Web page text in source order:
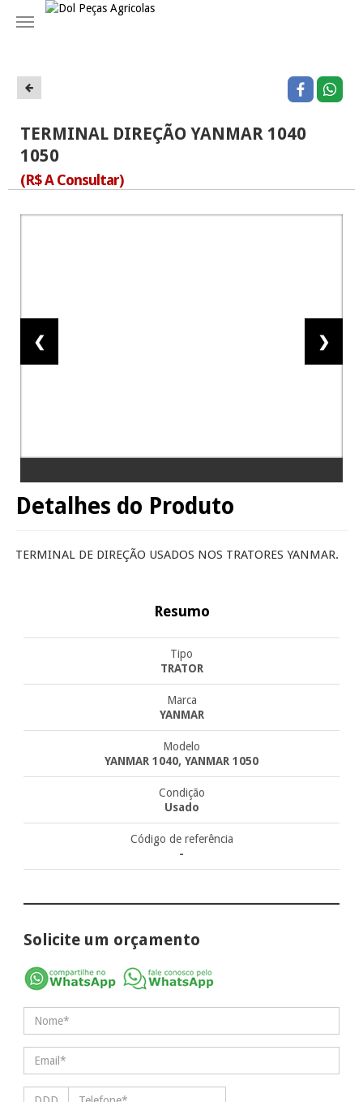
Navegação
TERMINAL DIREÇÃO YANMAR 1040
1050
(R$ A Consultar)
❮ ❯
Detalhes do Produto
TERMINAL DE DIREÇÃO USADOS NOS TRATORES YANMAR.
Resumo
Tipo
TRATOR
Marca
YANMAR
Modelo
YANMAR 1040, YANMAR 1050
Condição
Usado
Código de referência
-
Solicite um orçamento